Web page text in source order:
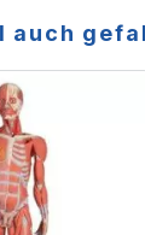
auch